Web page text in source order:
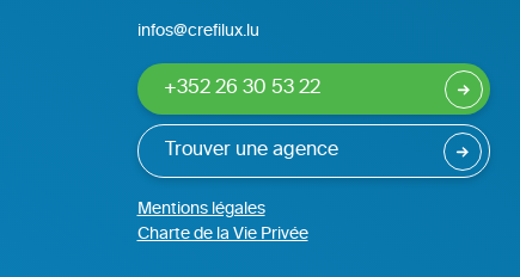
infos@crefilux.lu
+352 26 30 53 22
Trouver une agence
Mentions légales
Charte de la Vie Privée